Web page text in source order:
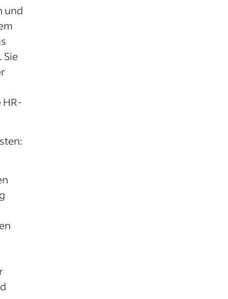
und
Sie
HR-